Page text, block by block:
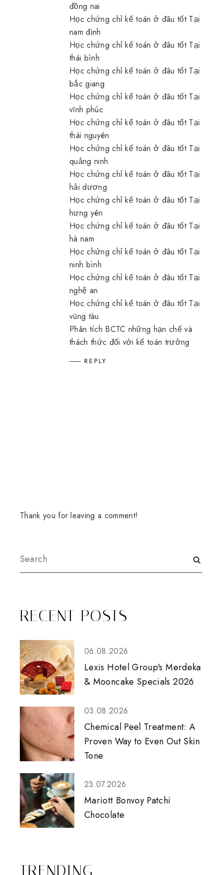
đồng nai
Học chứng chỉ kế toán ở đâu tốt Tại
nam định
Học chứng chỉ kế toán ở đâu tốt Tại
thái bình
Học chứng chỉ kế toán ở đâu tốt Tại
bắc giang
Học chứng chỉ kế toán ở đâu tốt Tại
vĩnh phúc
Học chứng chỉ kế toán ở đâu tốt Tại
thái nguyên
Học chứng chỉ kế toán ở đâu tốt Tại
quảng ninh
Học chứng chỉ kế toán ở đâu tốt Tại
hải dương
Học chứng chỉ kế toán ở đâu tốt Tại
hưng yên
Học chứng chỉ kế toán ở đâu tốt Tại
hà nam
Học chứng chỉ kế toán ở đâu tốt Tại
ninh bình
Học chứng chỉ kế toán ở đâu tốt Tại
nghệ an
Học chứng chỉ kế toán ở đâu tốt Tại
vũng tàu
Phân tích BCTC những hạn chế và
thách thức đối với kế toán trưởng
REPLY
Thank you for leaving a comment!
RECENT POSTS
06.08.2026
Lexis Hotel Group's Merdeka
& Mooncake Specials 2026
03.08.2026
Chemical Peel Treatment: A
Proven Way to Even Out Skin
Tone
23.07.2026
Mariott Bonvoy Patchi
Chocolate
TRENDING